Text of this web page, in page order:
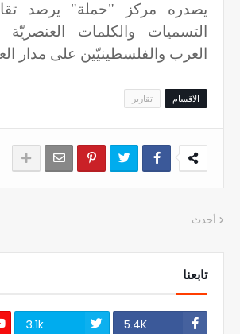
يصدره مركز "حملة" يرصد
التسميات والكلمات
العرب والفلسطينيّين على مدار
الاقسام تقارير
أحدث
تابعنا
5.4K
3.1k